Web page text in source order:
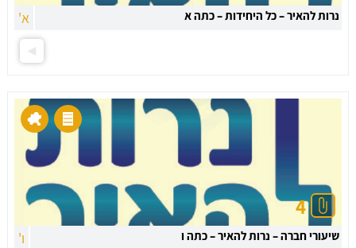
נרות להאיר – כל היחידות – כתה א א'
4
שיעורי חברה – נרות להאיר – כתה ו ו'